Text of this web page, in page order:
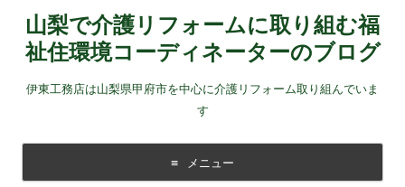
山梨で介護リフォームに取り組む福
祉住環境コーディネーターのブログ
伊東工務店は山梨県甲府市を中心に介護リフォーム取り組んでいま
す
メニュー